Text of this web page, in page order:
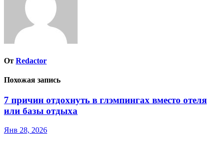
От Redactor
Похожая запись
7 причин отдохнуть в глэмпингах вместо отеля
или базы отдыха
Янв 28, 2026